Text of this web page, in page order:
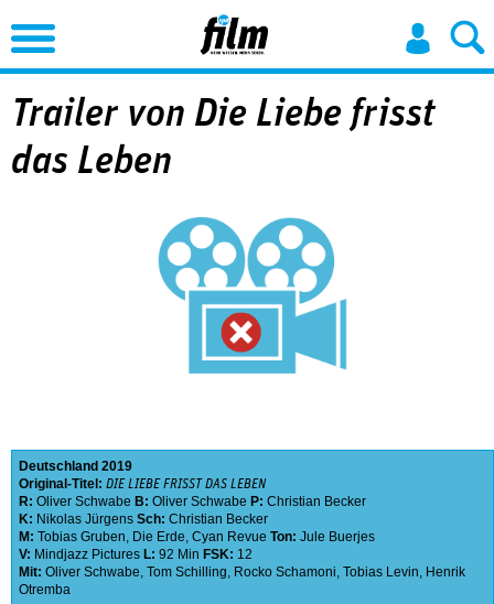
Jump to Navigation
Trailer von Die Liebe frisst
das Leben
Deutschland 2019
Original-Titel: DIE LIEBE FRISST DAS LEBEN
R: Oliver Schwabe B: Oliver Schwabe P: Christian Becker
K: Nikolas Jürgens Sch: Christian Becker
M: Tobias Gruben Die Erde Cyan Revue Ton: Jule Buerjes
V: Mindjazz Pictures L: 92 Min FSK: 12
Mit: Oliver Schwabe Tom Schilling Rocko Schamoni Tobias Levin Henrik
Otremba